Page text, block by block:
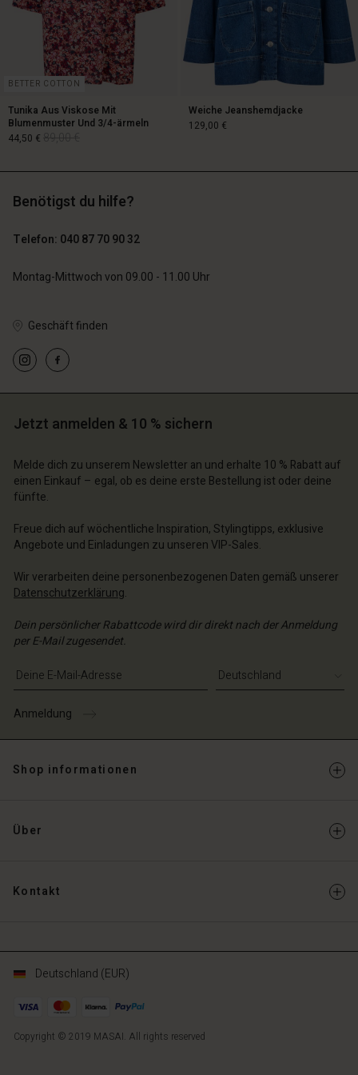
finden
| Ein Land auswählen
Konto
finden
| Ein Land auswählen
Konto
| Ein Land auswählen
finden
Konto
finden
| Ein Land auswählen
finden
| Ein Land auswählen
finden
| Ein Land auswählen
BETTER COTTON
Tunika Aus Viskose Mit
Blumenmuster Und 3/4-ärmeln
44,50 €
Weiche Jeanshemdjacke
129,00 €
Benötigst du hilfe?
Telefon: 040 87 70 90 32
Montag-Mittwoch von 09.00 - 11.00 Uhr
Geschäft finden
Jetzt anmelden & 10 % sichern
Melde dich zu unserem Newsletter an und erhalte 10 % Rabatt auf
einen Einkauf – egal, ob es deine erste Bestellung ist oder deine
fünfte.
Freue dich auf wöchentliche Inspiration, Stylingtipps, exklusive
Angebote und Einladungen zu unseren VIP-Sales.
Wir verarbeiten deine personenbezogenen Daten gemäß unserer
Datenschutzerklärung.
Dein persönlicher Rabattcode wird dir direkt nach der Anmeldung
per E-Mail zugesendet.
E-Mail-Adresse eingeben
Anmeldung
Shop informationen
Über
Kontakt
Copyright © 2019 MASAI. All rights reserved
Deutschland (EUR)